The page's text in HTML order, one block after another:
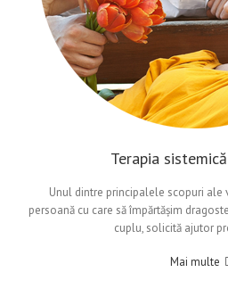
Terapia
Unul dintre principalele scopuri ale
persoană cu care să împărtășim
cuplu, solicită ajutor
Mai multe